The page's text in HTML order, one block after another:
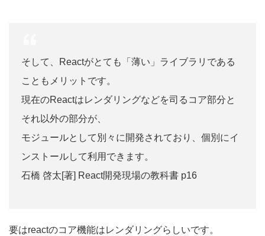
そして、Reactがとても「薄い」ライブラリである
こともメリットです。
現在のReactはレンダリングなどを司るコア部分と
それ以外の部分が、
モジュールとして別々に開発されており、個別にイ
ンストールして利用できます。
石橋 啓太[著] React開発現場の教科書 p16
要はreactのコア機能はレンダリングらしいです。